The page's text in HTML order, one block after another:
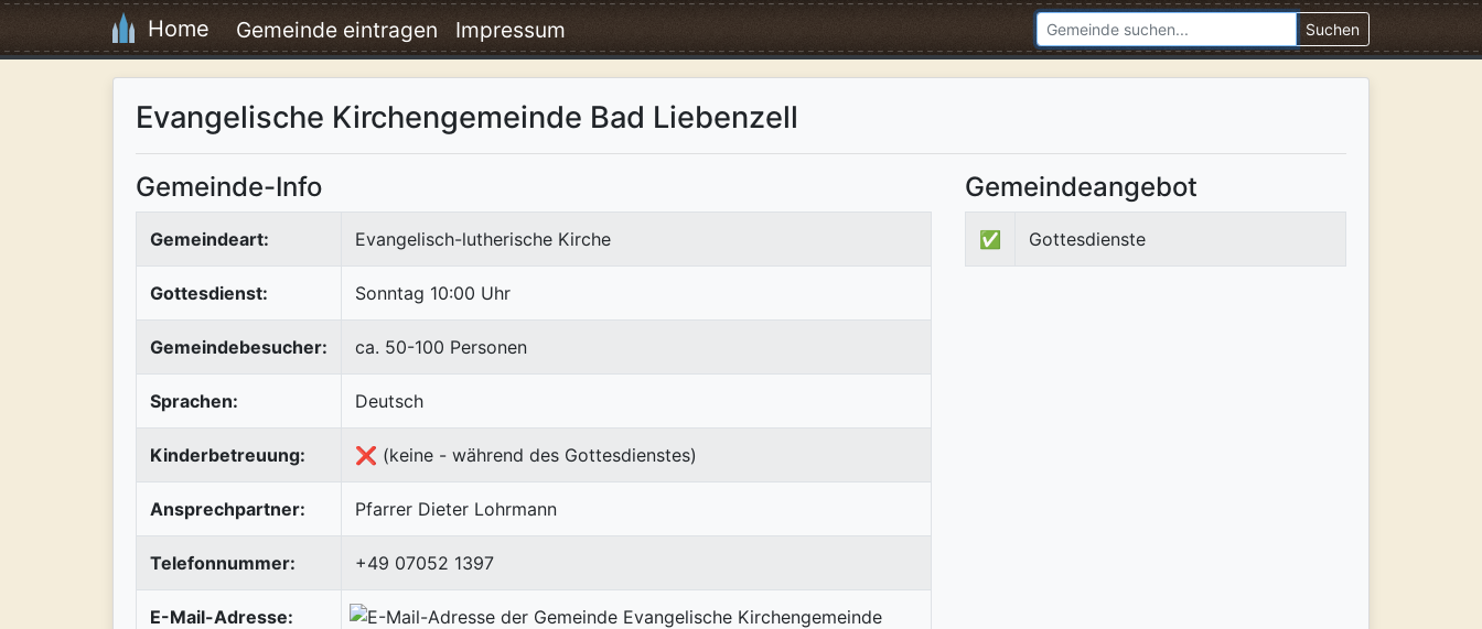
Home Gemeinde eintragen Impressum Suchen
Evangelische Kirchengemeinde Bad Liebenzell
Gemeinde-Info
Gemeindeart: Evangelisch-lutherische Kirche
Gottesdienst: Sonntag 10:00 Uhr
Gemeindebesucher: ca. 50-100 Personen
Sprachen: Deutsch
Kinderbetreuung: ❌ (keine - während des Gottesdienstes)
Ansprechpartner: Pfarrer Dieter Lohrmann
Telefonnummer: +49 07052 1397
E-Mail-Adresse:
Gemeindeangebot
✅ Gottesdienste